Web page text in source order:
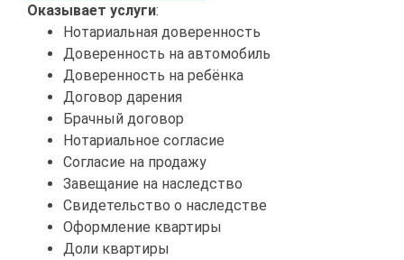
Оказывает услуги:
Нотариальная доверенность
Доверенность на автомобиль
Доверенность на ребёнка
Договор дарения
Брачный договор
Нотариальное согласие
Согласие на продажу
Завещание на наследство
Свидетельство о наследстве
Оформление квартиры
Доли квартиры